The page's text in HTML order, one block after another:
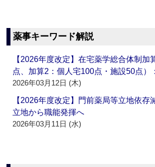
薬事キーワード解説
【2026年度改定】在宅薬学総合体制加
点、加算2：個人宅100点・施設50点
2026年03月12日 (木)
【2026年度改定】門前薬局等立地依存
立地から職能発揮へ
2026年03月11日 (水)